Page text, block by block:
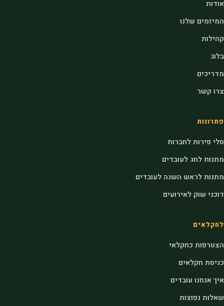
אודות
המיזמים שלנו
קהילות
בלוג
מדריכים
צרו קשר
פתרונות
סלי פירות לחברות
מתנות לחג לעובדים
מתנות לראש השנה לעובדים
דוכני שוק לאירועים
לחקלאים
הצטרפות כחקלאי
כניסת חקלאים
איך אנחנו עובדים
שאלות נפוצות